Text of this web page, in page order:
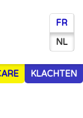
FR
NL
KLACHTEN